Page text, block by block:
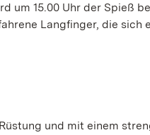
um 15.00 Uhr der Spieß
Langfinger, die sich
und mit einem